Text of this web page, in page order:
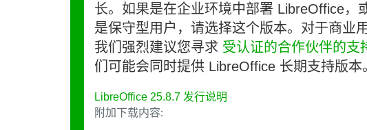
长。如果是在企业环境中部署 LibreOffice，
是保守型用户，请选择这个版本。对于商业用
我们强烈建议您寻求 受认证的合作伙伴的支
们可能会同时提供 LibreOffice 长期支持版本
LibreOffice 25.8.7 发行说明
附加下载内容: